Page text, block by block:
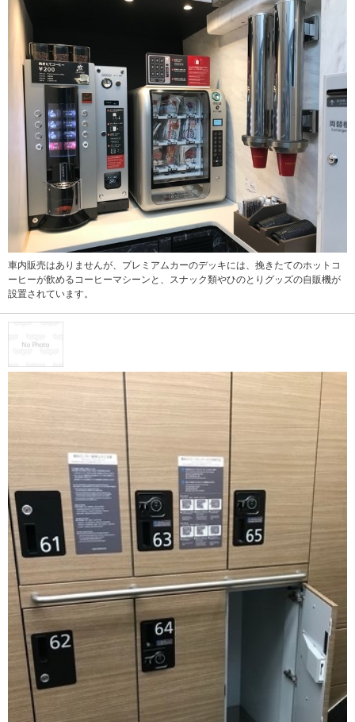
車内販売はありませんが、プレミアムカーのデッキには、挽きたてのホットコ
ーヒーが飲めるコーヒーマシーンと、スナック類やひのとりグッズの自販機が
設置されています。